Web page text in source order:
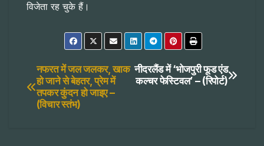
विजेता रह चुके हैं।
Post
navigation
नीदरलैंड में ‘भोजपुरी फूड एंड
कल्चर फेस्टिवल’ – (रिपोर्ट)
नफरत में जल जलकर, खाक
हो जाने से बेहतर, प्रेम में
तपकर कुंदन हो जाइए –
(विचार स्तंभ)